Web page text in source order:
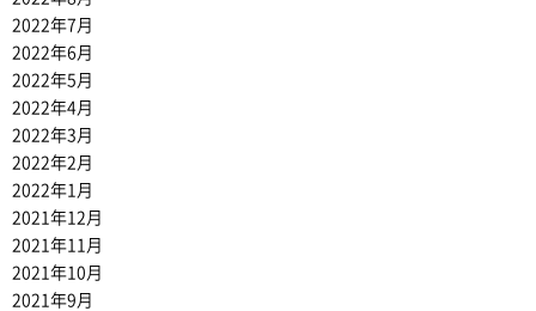
2022年7月
2022年6月
2022年5月
2022年4月
2022年3月
2022年2月
2022年1月
2021年12月
2021年11月
2021年10月
2021年9月